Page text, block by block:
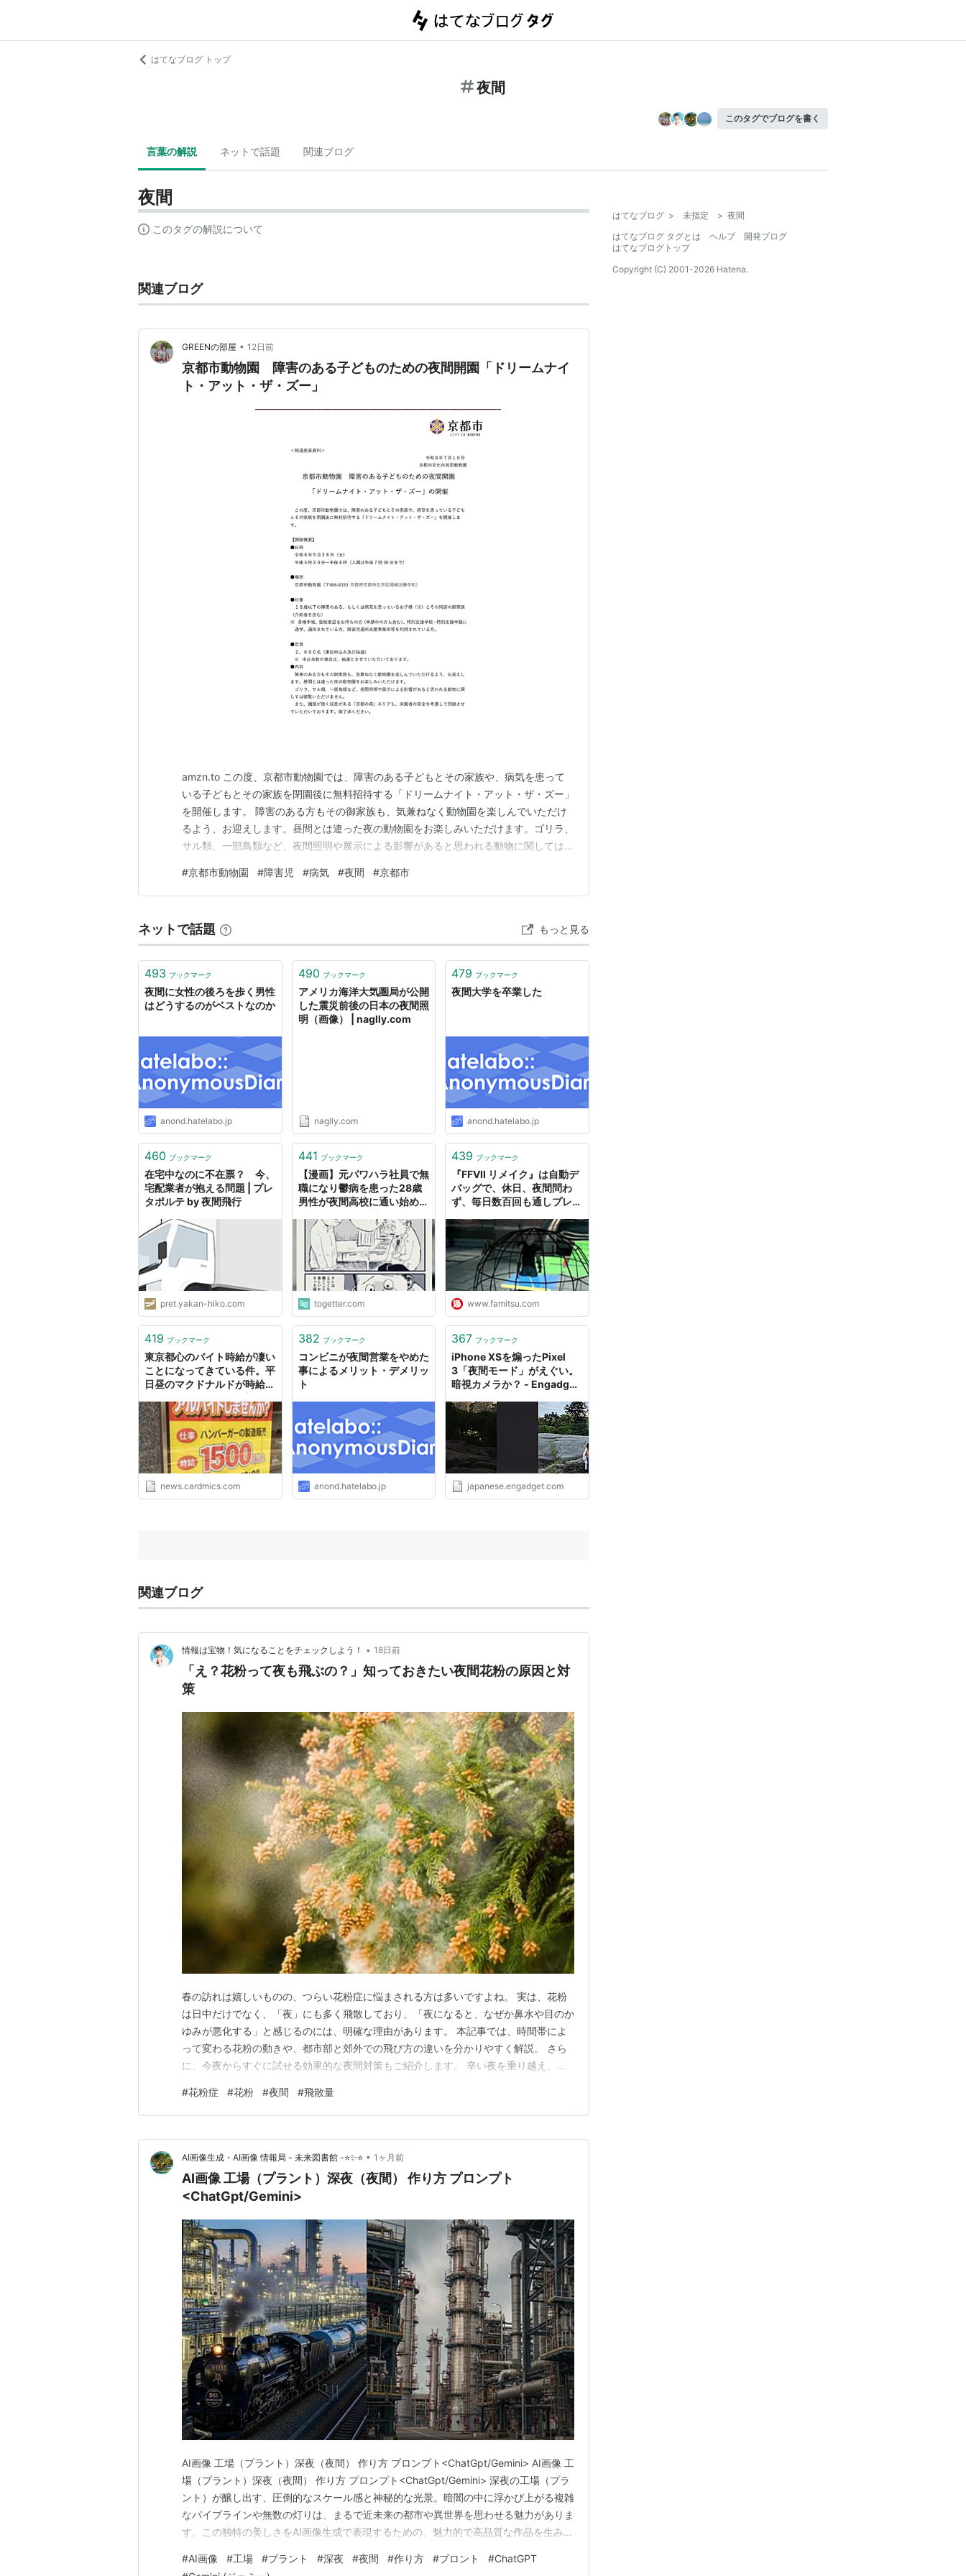
はてなブログ トップ
夜間
このタグでブログを書く
言葉の解説 ネットで話題 関連ブログ
夜間
このタグの解説について
関連ブログ
GREENの部屋 • 12日前
京都市動物園 障害のある子どものための夜間開園「ドリームナイ
ト・アット・ザ・ズー」
amzn.to この度、京都市動物園では、障害のある子どもとその家族や、病気を患って
いる子どもとその家族を閉園後に無料招待する「ドリームナイト・アット・ザ・ズー」
を開催します。 障害のある方もその御家族も、気兼ねなく動物園を楽しんでいただけ
るよう、お迎えします。昼間とは違った夜の動物園をお楽しみいただけます。ゴリラ、
サル類、一部鳥類など、夜間照明や展示による影響があると思われる動物に関しては御
を考慮して閉鎖させていただいております。御了承ください。 日時:令和8年9月26日
（土曜日） 午後5時30分から午後8時まで（…
#京都市動物園 #障害児 #病気 #夜間 #京都市
ネットで話題 もっと見る
493 ブックマーク
夜間に女性の後ろを歩く男性
はどうするのがベストなのか
anond.hatelabo.jp
490 ブックマーク
アメリカ海洋大気圏局が公開
した震災前後の日本の夜間照
明（画像） | naglly.com
naglly.com
479 ブックマーク
夜間大学を卒業した
anond.hatelabo.jp
460 ブックマーク
在宅中なのに不在票？ 今、
宅配業者が抱える問題 | プレ
タポルテ by 夜間飛行
pret.yakan-hiko.com
441 ブックマーク
【漫画】元パワハラ社員で無
職になり鬱病を患った28歳
男性が夜間高校に通い始めた
は許せない」「幸せになって
欲しい」
togetter.com
439 ブックマーク
『FFVII リメイク』は自動デ
バッグで、休日、夜間問わ
ず、毎日数百回も通しプレイ
知するシステムを開発
【CEDEC 2020】 | ゲー
ム・エンタメ最新情報のファ
ミ通.com
www.famitsu.com
419 ブックマーク
東京都心のバイト時給が凄い
ことになってきている件。平
日昼のマクドナルドが時給
時給1,350円とかザラです。
- クレジットカードの読みも
の
news.cardmics.com
382 ブックマーク
コンビニが夜間営業をやめた
事によるメリット・デメリッ
ト
anond.hatelabo.jp
367 ブックマーク
iPhone XSを煽ったPixel
3「夜間モード」がえぐい。
暗視カメラか？ - Engadget
japanese.engadget.com
関連ブログ
情報は宝物！気になることをチェックしよう！ • 18日前
「え？花粉って夜も飛ぶの？」知っておきたい夜間花粉の原因と対
策
春の訪れは嬉しいものの、つらい花粉症に悩まされる方は多いですよね。 実は、花粉
は日中だけでなく、「夜」にも多く飛散しており、「夜になると、なぜか鼻水や目のか
ゆみが悪化する」と感じるのには、明確な理由があります。 本記事では、時間帯によ
って変わる花粉の動きや、都市部と郊外での飛び方の違いを分かりやすく解説。 さら
に、今夜からすぐに試せる効果的な夜間対策もご紹介します。 辛い夜を乗り越え、す
油断大敵！原因と飛散量が変わる時間帯 花粉症が起こるメカニズム 日本の「4大花
粉」カレンダー なぜ？「夜なのに花粉が飛ぶ」理…
#花粉症 #花粉 #夜間 #飛散量
AI画像生成・AI画像 情報局 - 未来図書館 -⭐✨⭐ • 1ヶ月前
AI画像 工場（プラント）深夜（夜間） 作り方 プロンプト
<ChatGpt/Gemini>
AI画像 工場（プラント）深夜（夜間） 作り方 プロンプト<ChatGpt/Gemini> AI画像 工
場（プラント）深夜（夜間） 作り方 プロンプト<ChatGpt/Gemini> 深夜の工場（プラ
ント）が醸し出す、圧倒的なスケール感と神秘的な光景。暗闇の中に浮かび上がる複雑
なパイプラインや無数の灯りは、まるで近未来の都市や異世界を思わせる魅力がありま
す。この独特の美しさをAI画像生成で表現するための、魅力的で高品質な作品を生み出
生成で深夜の工場（プラント）をドラマチックに描き出すためには、光の演出とディテ
#AI画像 #工場 #プラント #深夜 #夜間 #作り方 #プロント #ChatGPT
はてなブログ > 未指定 > 夜間
はてなブログ タグとは
ヘルプ
開発ブログ
はてなブログトップ
Copyright (C) 2001-2026 Hatena.